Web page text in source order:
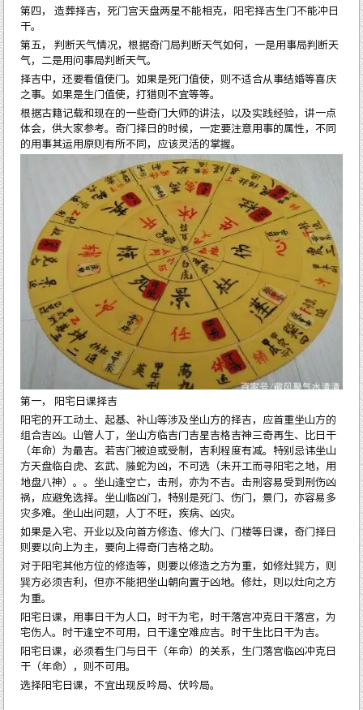
第四， 造葬择吉，死门宫天盘两星不能相克，阳宅择吉生门不能冲日
干。
第五， 判断天气情况，根据奇门局判断天气如何，一是用事局判断天
气，二是用问事局判断天气。
择吉中，还要看值使门。如果是死门值使，则不适合从事结婚等喜庆
之事。如果是生门值使，打猎则不宜等等。
根据古籍记载和现在的一些奇门大师的讲法，以及实践经验，讲一点
体会，供大家参考。奇门择日的时候，一定要注意用事的属性，不同
的用事其运用原则有所不同，应该灵活的掌握。
第一， 阳宅日课择吉
阳宅的开工动土、起基、补山等涉及坐山方的择吉，应首重坐山方的
组合吉凶。山管人丁，坐山方临吉门吉星吉格吉神三奇再生、比日干
（年命）为最吉。若吉门被迫或受制，吉利程度有减。特别忌讳坐山
方天盘临白虎、玄武、螣蛇为凶，不可选（未开工而寻阳宅之地，用
地盘八神）。。坐山逢空亡，击刑，亦为不吉。击刑容易受到刑伤凶
祸，应避免选择。坐山临凶门，特别是死门、伤门，景门，亦容易多
灾多难。坐山出问题，人丁不旺，疾病、凶灾。
如果是入宅、开业以及向首方修造、修大门、门楼等日课，奇门择日
则要以向上为主，要向上得奇门吉格之助。
对于阳宅其他方位的修造等，则要以修造之方为重，如修灶巽方，则
巽方必须吉利，但亦不能把坐山朝向置于凶地。修灶，则以灶向之方
为重。
阳宅日课，用事日干为人口，时干为宅，时干落宫冲克日干落宫，为
宅伤人。时干逢空不可用，日干逢空难应吉。时干生比日干为吉。
阳宅日课，必须看生门与日干（年命）的关系，生门落宫临凶冲克日
干（年命），则不可用。
选择阳宅日课，不宜出现反吟局、伏吟局。